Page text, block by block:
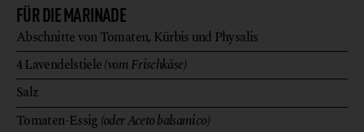
FÜR DIE MARINADE
Abschnitte von Tomaten, Kürbis und Physalis
4Lavendelstiele(vom Frischkäse)
Salz
Tomaten-Essig (oder Aceto balsamico)